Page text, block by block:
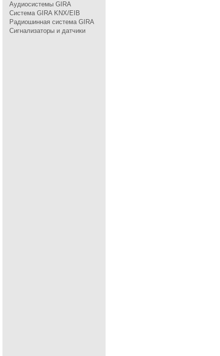
Аудиосистемы GIRA
Система GIRA KNX/EIB
Радиошинная система GIRA
Сигнализаторы и датчики